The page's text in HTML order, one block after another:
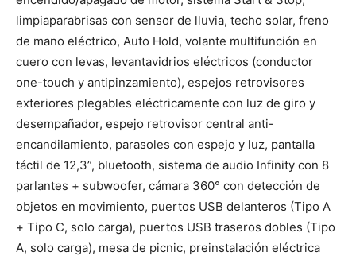
limpiaparabrisas con sensor de lluvia, techo solar, freno
de mano eléctrico, Auto Hold, volante multifunción en
cuero con levas, levantavidrios eléctricos (conductor
one-touch y antipinzamiento), espejos retrovisores
exteriores plegables eléctricamente con luz de giro y
desempañador, espejo retrovisor central anti-
encandilamiento, parasoles con espejo y luz, pantalla
táctil de 12,3”, bluetooth, sistema de audio Infinity con 8
parlantes + subwoofer, cámara 360° con detección de
objetos en movimiento, puertos USB delanteros (Tipo A
+ Tipo C, solo carga), puertos USB traseros dobles (Tipo
A, solo carga), mesa de picnic, preinstalación eléctrica